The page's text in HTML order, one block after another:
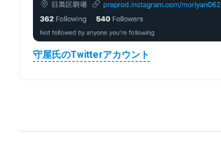
守屋氏のTwitterアカウント